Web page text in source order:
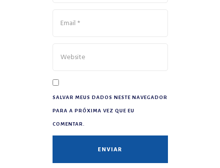
SALVAR MEUS DADOS NESTE NAVEGADOR
PARA A PRÓXIMA VEZ QUE EU
COMENTAR.